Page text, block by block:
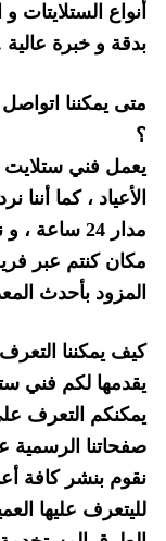
أنواع الستلايتات
بدقة و خبرة عالية
متى يمكننا
؟
يعمل فني ستلايت
الأعياد ، كما
مدار 24
مكان كنتم عبر
المزود بأحدث
كيف يمكننا
يقدمها لكم فني
يمكنكم التعرف
صفحاتنا الرسمية
نقوم بنشر كافة
لليتعرف عليها